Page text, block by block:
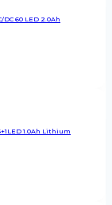
60 LED 2.0Ah
1.0Ah Lithium